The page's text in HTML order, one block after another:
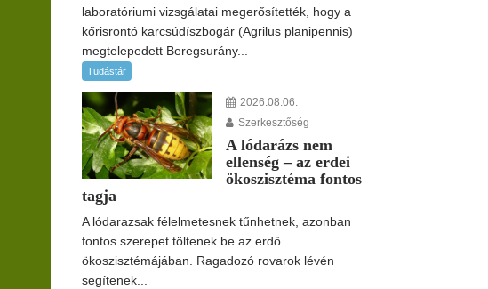
laboratóriumi vizsgálatai megerősítették, hogy a
kőrisrontó karcsúdíszbogár (Agrilus planipennis)
megtelepedett Beregsurány...
Tudástár
2026.08.06.
Szerkesztőség
A lódarázs nem
ellenség – az erdei
ökoszisztéma fontos
tagja
A lódarazsak félelmetesnek tűnhetnek, azonban
fontos szerepet töltenek be az erdő
ökoszisztémájában. Ragadozó rovarok lévén
segítenek...